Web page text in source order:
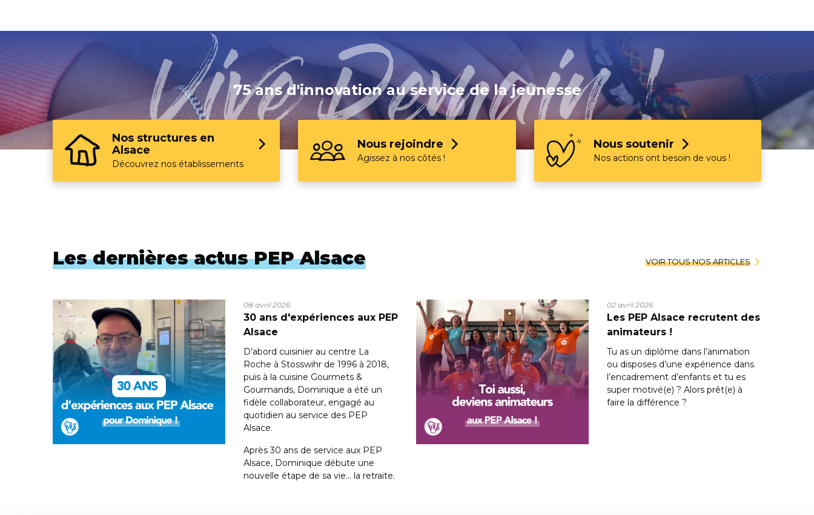
Médico-Social
75 ans d'innovation au service de la jeunesse
Nos structures en
Alsace
Découvrez nos établissements
Nous rejoindre
Agissez à nos côtés !
Nous soutenir
Nos actions ont besoin de vous !
Les dernières actus PEP Alsace VOIR TOUS NOS ARTICLES
08 avril 2026
30 ans d'expériences aux PEP
Alsace
D’abord cuisinier au centre La
Roche à Stosswihr de 1996 à 2018,
puis à la cuisine Gourmets &
Gourmands, Dominique a été un
fidèle collaborateur, engagé au
quotidien au service des PEP
Alsace.
Après 30 ans de service aux PEP
Alsace, Dominique débute une
nouvelle étape de sa vie… la retraite.
02 avril 2026
Les PEP Alsace recrutent des
animateurs !
Tu as un diplôme dans l’animation
ou disposes d’une expérience dans
l’encadrement d’enfants et tu es
super motivé(e) ? Alors prêt(e) à
faire la différence ?